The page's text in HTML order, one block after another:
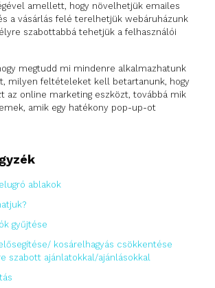
amellett, hogy növelhetjük emailes
a vásárlás felé terelhetjük webáruházunk
szabottabbá tehetjük a felhasználói
megtudd mi mindenre alkalmazhatunk
milyen feltételeket kell betartanunk, hogy
az online marketing eszközt, továbbá mik
amik egy hatékony pop-up-ot
ablakok
gyűjtése
kosárelhagyás csökkentése
szabott ajánlatokkal/ajánlásokkal